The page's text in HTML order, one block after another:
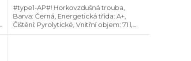
#type1-AP#! Horkovzdušná trouba,
Barva: Černá, Energetická třída: A+,
Čištění: Pyrolytické, Vnitřní objem: 71 l,
Max. příkon: 3600 W, Gril, Rozměry